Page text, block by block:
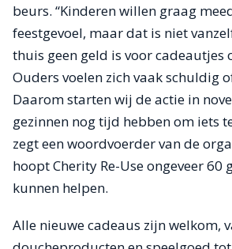
beurs. “Kinderen willen graag
feestgevoel, maar dat is niet
thuis geen geld is voor cadeautjes
Ouders voelen zich vaak schuldig
Daarom starten wij de actie in
gezinnen nog tijd hebben om iets
zegt een woordvoerder van de
hoopt Cherity Re-Use ongeveer 60
kunnen helpen.
Alle nieuwe cadeaus zijn welkom,